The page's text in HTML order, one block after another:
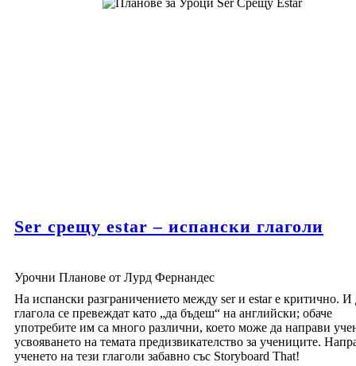
Ser срещу estar – испански глаголи
Урочни Планове от Лурд Фернандес
На испански разграничението между ser и estar е критично. И
глагола се превеждат като „да бъдеш“ на английски; обаче
употребите им са много различни, което може да направи
усвояването на темата предизвикателство за учениците.
ученето на тези глаголи забавно със Storyboard That!